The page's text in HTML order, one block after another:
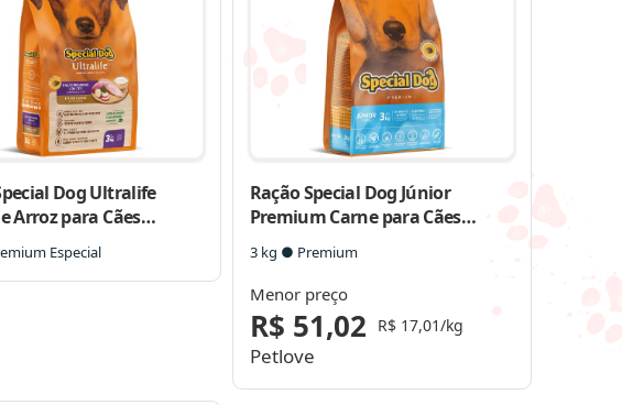
Dog Ultralife
Arroz para Cães
Raças Pequenas
Especial
Ração Special Dog Júnior
Premium Carne para Cães
Filhotes
3 kg ● Premium
Menor preço
R$ 51,02 R$ 17,01/kg
Petlove